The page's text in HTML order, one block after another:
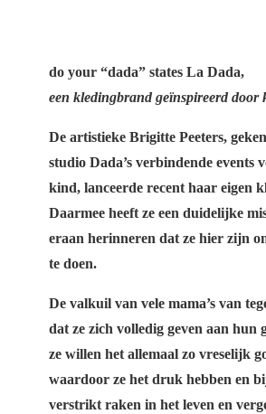
do your “dada” states La Dada,
een kledingbrand geïnspireerd door
De artistieke Brigitte Peeters,
studio Dada’s verbindende events
kind, lanceerde recent haar eigen
Daarmee heeft ze een duidelijke
eraan herinneren dat ze hier zijn
te doen.
De valkuil van vele mama’s van
dat ze zich volledig geven aan hun
ze willen het allemaal zo vreselijk
waardoor ze het druk hebben en
verstrikt raken in het leven en